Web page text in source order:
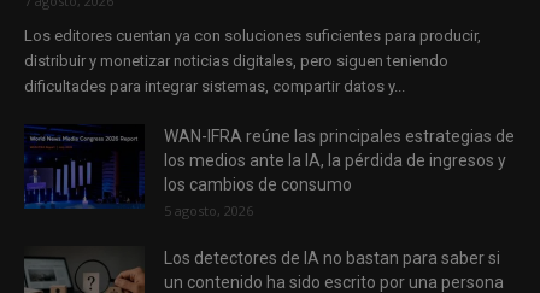
Los editores cuentan ya con soluciones suficientes para producir,
distribuir y monetizar noticias digitales, pero siguen teniendo
dificultades para integrar sistemas, compartir datos y...
WAN-IFRA reúne las principales estrategias de
los medios ante la IA, la pérdida de ingresos y
los cambios de consumo
5 agosto, 2026
Los detectores de IA no bastan para saber si
un contenido ha sido escrito por una persona